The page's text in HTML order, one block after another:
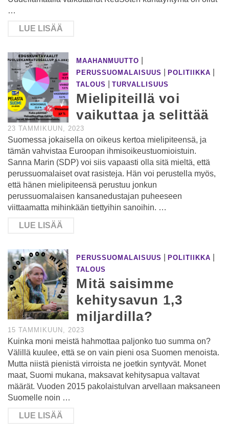
…
LUE LISÄÄ
MAAHANMUUTTO
PERUSSUOMALAISUUS |POLITIIKKA
TALOUS |TURVALLISUUS
Mielipiteillä voi
vaikuttaa ja selittää
23 TAMMIKUUN, 2023
Suomessa jokaisella on oikeus kertoa mielipiteensä, ja
tämän vahvistaa Euroopan ihmisoikeustuomioistuin.
Sanna Marin (SDP) voi siis vapaasti olla sitä mieltä, että
perussuomalaiset ovat rasisteja. Hän voi perustella myös,
että hänen mielipiteensä perustuu jonkun
perussuomalaisen kansanedustajan puheeseen
viittaamatta mihinkään tiettyihin sanoihin. …
LUE LISÄÄ
PERUSSUOMALAISUUS |POLITIIKKA
TALOUS
Mitä saisimme
kehitysavun 1,3
miljardilla?
15 TAMMIKUUN, 2023
Kuinka moni meistä hahmottaa paljonko tuo summa on?
Välillä kuulee, että se on vain pieni osa Suomen menoista.
Mutta niistä pienistä virroista ne joetkin syntyvät. Monet
maat, Suomi mukana, maksavat kehitysapua valtavat
määrät. Vuoden 2015 pakolaistulvan arvellaan maksaneen
Suomelle noin …
LUE LISÄÄ